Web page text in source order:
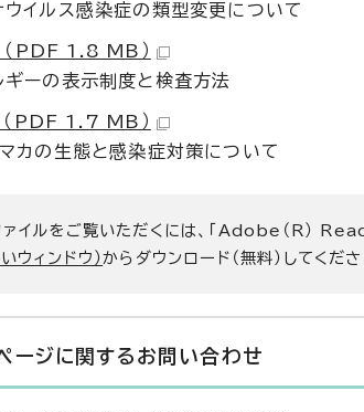
ウイルス感染症の類型変更について
PDF 1.8 MB）
ギーの表示制度と検査方法
PDF 1.7 MB）
マカの生態と感染症対策について
イルをご覧いただくには、「Adobe（R）
いウィンドウ）からダウンロード（無料）してくださ
ージに関する お問い合わせ